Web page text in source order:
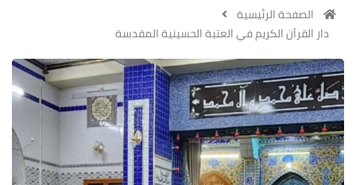
الصفحة الرئيسية
دار القرآن الكريم في العتبة الحسينية المقدسة